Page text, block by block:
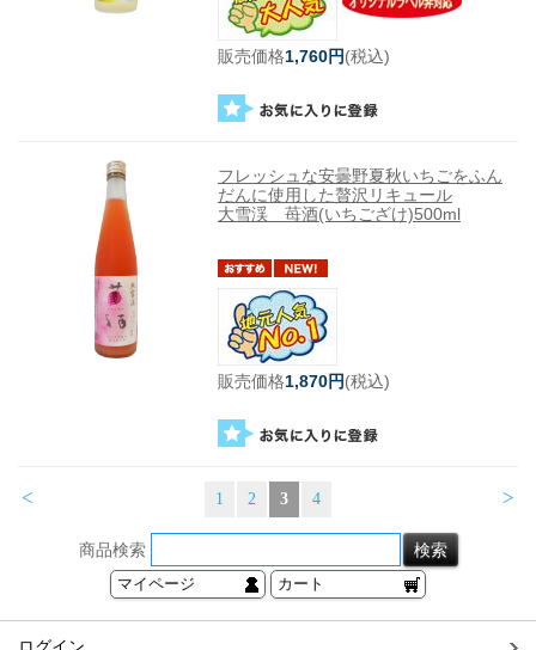
販売価格1,760円(税込)
フレッシュな安曇野夏秋いちごをふん
だんに使用した贅沢リキュール
大雪渓 苺酒(いちござけ)500ml
販売価格1,870円(税込)
< >
1 2 3 4
商品検索
マイページ カート